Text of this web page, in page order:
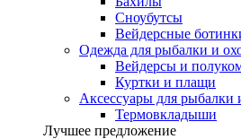
Сноубутсы
Вейдерсные
Одежда для рыбалки и
Вейдерсы и
Куртки и плащи
Аксессуары для рыбалки
Термовкладыши
Лучшее предложение